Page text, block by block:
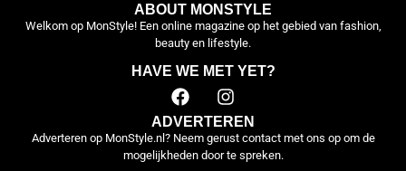
ABOUT MONSTYLE
Welkom op MonStyle! Een online magazine op het gebied van fashion,
beauty en lifestyle.
HAVE WE MET YET?
ADVERTEREN
Adverteren op MonStyle.nl? Neem gerust contact met ons op om de
mogelijkheden door te spreken.